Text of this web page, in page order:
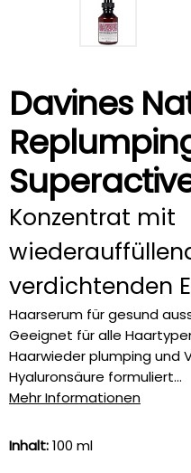
Davines
Konzentrat mit
verdichtenden
Haarserum für gesund
Geeignet für alle
Haarwieder plumping und
Hyaluronsäure formuliert...
Mehr Informationen
Inhalt:100 ml